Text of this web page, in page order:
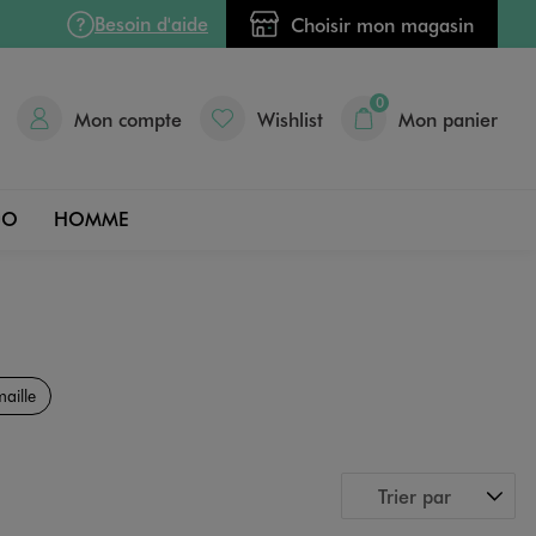
Besoin d'aide Choisir mon magasin
Mon compte Wishlist
0
Mon panier
HOMME
Trier par